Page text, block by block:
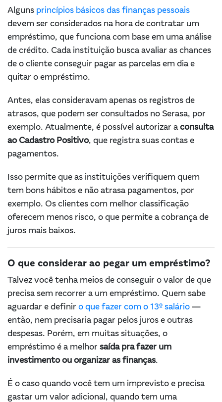
Alguns princípios básicos das finanças pessoais
devem ser considerados na hora de contratar um
empréstimo, que funciona com base em uma análise
de crédito. Cada instituição busca avaliar as chances
de o cliente conseguir pagar as parcelas em dia e
quitar o empréstimo.
Antes, elas consideravam apenas os registros de
atrasos, que podem ser consultados no Serasa, por
exemplo. Atualmente, é possível autorizar aconsulta
ao Cadastro Positivo, que registra suas contas e
pagamentos.
Isso permite que as instituições verifiquem quem
tem bons hábitos e não atrasa pagamentos, por
exemplo. Os clientes com melhor classificação
oferecem menos risco, o que permite a cobrança de
juros mais baixos.
O que considerar ao pegar um empréstimo?
Talvez você tenha meios de conseguir o valor de que
precisa sem recorrer a um empréstimo. Quem sabe
aguardar e definir o que fazer com o 13º salário —
então, nem precisaria pagar pelos juros e outras
despesas. Porém, em muitas situações, o
empréstimo é a melhor saída pra fazer um
investimento ou organizar as finanças.
É o caso quando você tem um imprevisto e precisa
gastar um valor adicional, quando tem uma